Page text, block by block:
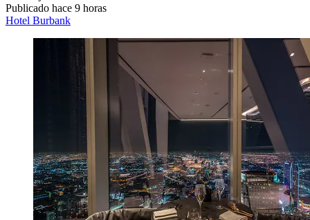
Publicado hace 9 horas
Hotel Burbank